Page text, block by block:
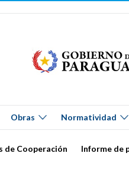
Obras Normatividad
de Cooperación Informe de